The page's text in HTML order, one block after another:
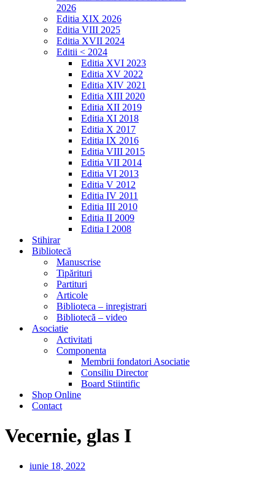
2026
Editia XIX 2026
Editia VIII 2025
Editia XVII 2024
Editii < 2024
Editia XVI 2023
Editia XV 2022
Editia XIV 2021
Editia XIII 2020
Editia XII 2019
Editia XI 2018
Editia X 2017
Editia IX 2016
Editia VIII 2015
Editia VII 2014
Editia VI 2013
Editia V 2012
Editia IV 2011
Editia III 2010
Editia II 2009
Editia I 2008
Stihirar
Bibliotecă
Manuscrise
Tipărituri
Partituri
Articole
Biblioteca – inregistrari
Bibliotecă – video
Asociatie
Activitati
Componenta
Membrii fondatori Asociatie
Consiliu Director
Board Stiintific
Shop Online
Contact
Vecernie, glas I
iunie 18, 2022